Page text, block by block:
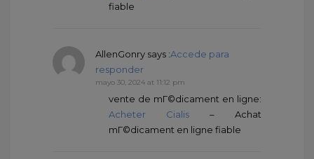
fiable
AllenGonry says :Accede para
responder
mayo 30, 2024 at 11:12 pm
vente de mГ©dicament en ligne:
Acheter Cialis – Achat
mГ©dicament en ligne fiable